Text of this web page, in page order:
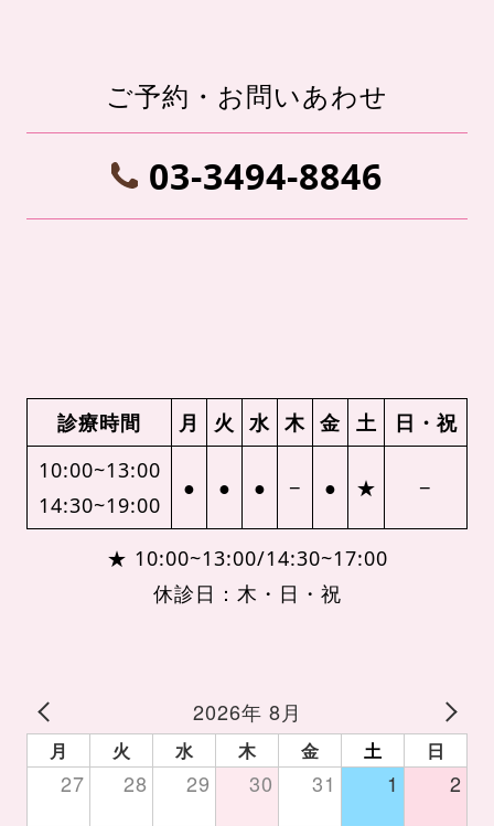
ご予約・お問いあわせ
03-3494-8846
診療時間 月 火 水 木 金 土
日・祝
10:00~13:00
14:30~19:00
● ● ● − ● ★ −
★ 10:00~13:00/14:30~17:00
休診日：木・日・祝
2026年 8月
月 火 水 木 金 土 日
27 28 29 30 31 1 2